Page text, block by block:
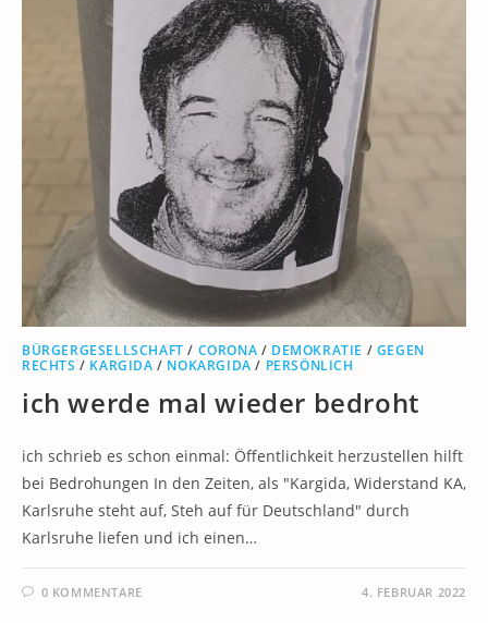
BÜRGERGESELLSCHAFT / CORONA / DEMOKRATIE / GEGEN
RECHTS / KARGIDA / NOKARGIDA / PERSÖNLICH
ich werde mal wieder bedroht
ich schrieb es schon einmal: Öffentlichkeit herzustellen hilft
bei Bedrohungen In den Zeiten, als "Kargida, Widerstand KA,
Karlsruhe steht auf, Steh auf für Deutschland" durch
Karlsruhe liefen und ich einen…
0 KOMMENTARE 4. FEBRUAR 2022